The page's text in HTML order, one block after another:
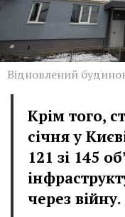
Відновлений
Крім того,
січня у
121 зі 145
через війну.